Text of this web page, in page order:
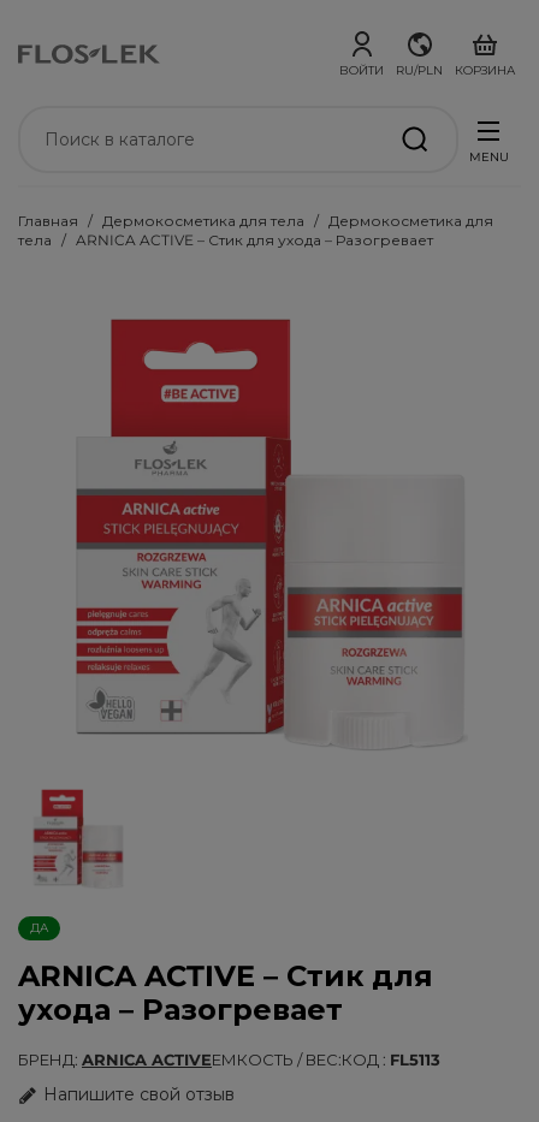
ВОЙТИ RU/PLN КОРЗИНА
MENU
Главная Дермокосметика для тела
Дермокосметика для
тела
ARNICA ACTIVE – Стик для ухода – Разогревает
ДА
ARNICA ACTIVE – Стик для
ухода – Разогревает
БРЕНД ARNICA ACTIVEЕМКОСТЬ / ВЕС КОД FL5113
Напишите свой отзыв